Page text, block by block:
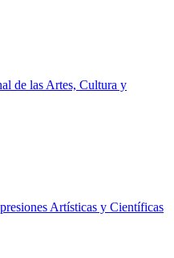
de las Artes, Cultura y
Artísticas y Científicas